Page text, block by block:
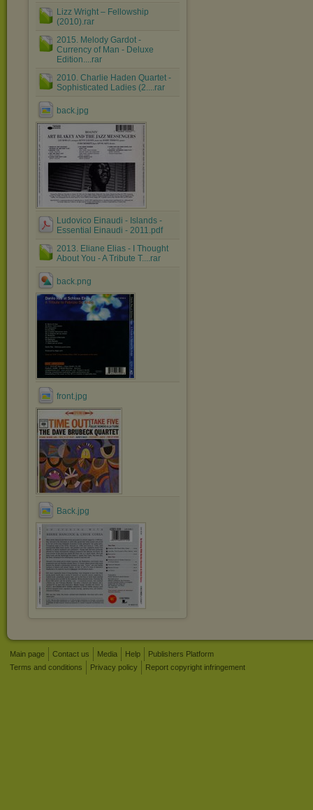
Lizz Wright ‎– Fellowship
(2010).rar
2015. Melody Gardot -
Currency of Man - Deluxe
Edition....rar
2010. Charlie Haden Quartet -
Sophisticated Ladies (2....rar
back.jpg
Ludovico Einaudi - Islands -
Essential Einaudi - 2011.pdf
2013. Eliane Elias - I Thought
About You - A Tribute T....rar
back.png
front.jpg
Back.jpg
Main page Contact us Media Help
Publishers Platform
Terms and conditions
Privacy policy Report copyright infringement